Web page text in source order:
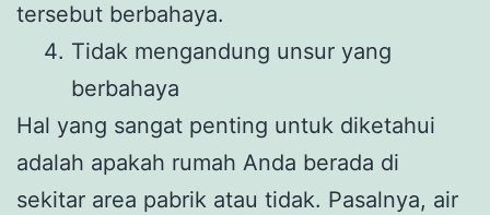
tersebut berbahaya.
Tidak mengandung unsur yang
berbahaya
Hal yang sangat penting untuk diketahui
adalah apakah rumah Anda berada di
sekitar area pabrik atau tidak. Pasalnya, air